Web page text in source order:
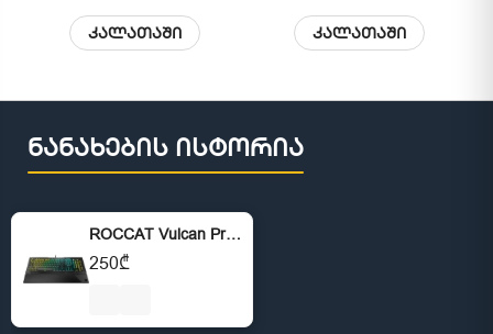
კალათაში კალათაში
ნანახების ისტორია
ROCCAT Vulcan Pro Linear Optical
250₾